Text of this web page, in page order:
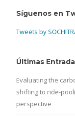
Síguenos en
Tweets by
Últimas
Evaluating the
shifting to ride-
perspective